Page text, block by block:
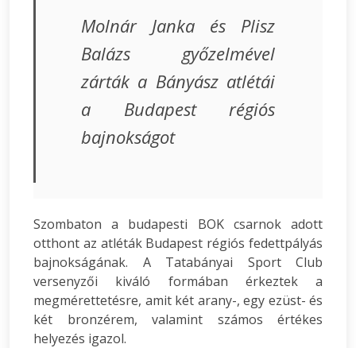
Molnár Janka és Plisz
Balázs győzelmével
zárták a Bányász atlétái
a Budapest régiós
bajnokságot
Szombaton a budapesti BOK csarnok adott
otthont az atléták Budapest régiós fedettpályás
bajnokságának. A Tatabányai Sport Club
versenyzői kiváló formában érkeztek a
megmérettetésre, amit két arany-, egy ezüst- és
két bronzérem, valamint számos értékes
helyezés igazol.